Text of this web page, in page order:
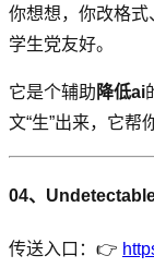
你想想，你改格式
学生党友好。
它是个辅助 降低ai
文“生”出来，它帮你
04、
传送入口：👉